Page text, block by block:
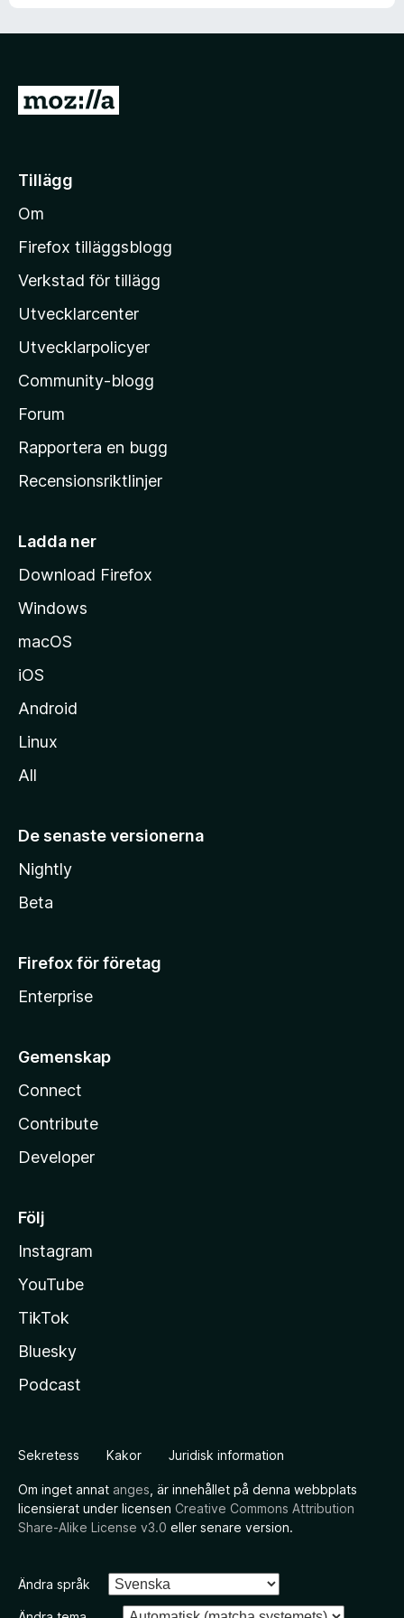
G
i
l
M
z
i
l
a
s
h
m
i
a
Tillägg
Om
Firefox tilläggsblogg
Verkstad för tillägg
Utvecklarcenter
Utvecklarpolicyer
Community-blogg
Forum
Rapportera en bugg
Recensionsriktlinjer
Ladda ner
Download Firefox
Windows
macOS
iOS
Android
Linux
All
De senaste versionerna
Nightly
Beta
Firefox för företag
Enterprise
Gemenskap
Connect
Contribute
Developer
Följ
Instagram
YouTube
TikTok
Bluesky
Podcast
Sekretess Kakor Juridisk information
Om inget annat anges , är innehållet på denna webbplats
licensierat under licensen Creative Commons Attribution
Share-Alike License v3.0 eller senare version.
Ändra språk